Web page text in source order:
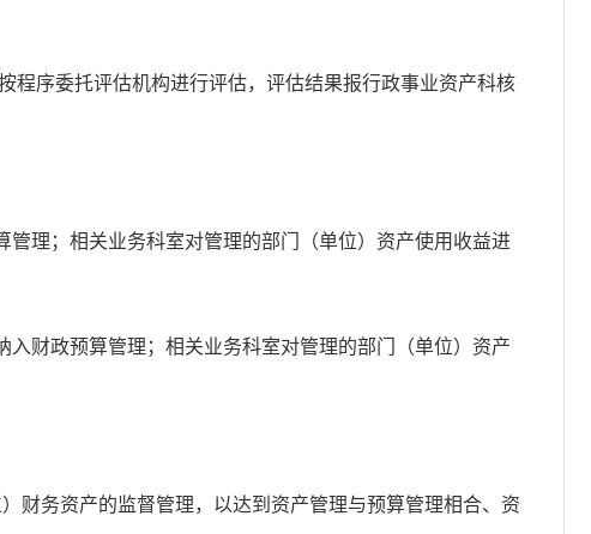
程序委托评估机构进行评估，评估结果报行政事业资产科核
理；相关业务科室对管理的部门（单位）资产使用收益进
财政预算管理；相关业务科室对管理的部门（单位）资产
财务资产的监督管理，以达到资产管理与预算管理相合、资